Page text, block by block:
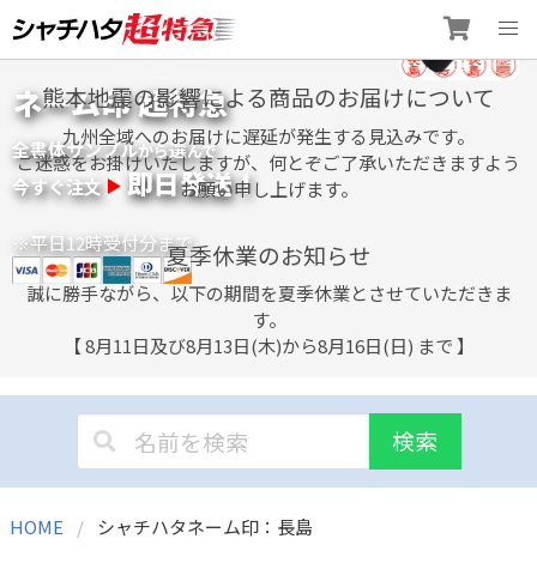
to
content
ネーム印 超特急
全書体サンプルから選んで
今すぐ注文 即日発送！
※平日12時受付分まで
熊本地震の影響による商品のお届けについて
九州全域へのお届けに遅延が発生する見込みです。
ご迷惑をお掛けいたしますが、何とぞご了承いただきますよう
お願い申し上げます。
夏季休業のお知らせ
誠に勝手ながら、以下の期間を夏季休業とさせていただきま
す。
【 8月11日及び8月13日(木)から8月16日(日) まで 】
検索
HOME シャチハタネーム印：長島